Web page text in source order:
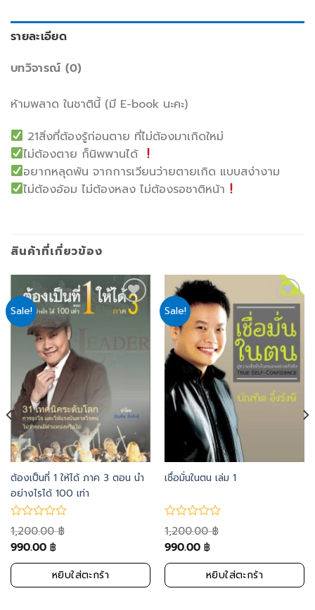
รายละเอียด
บทวิจารณ์ (0)
ห้ามพลาด ในชาตินี้ (มี E-book นะคะ)
21สิ่งที่ต้องรู้ก่อนตาย ที่ไม่ต้องมาเกิดใหม่
ไม่ต้องตาย ก็นิพพานได้
อยากหลุดพ้น จากการเวียนว่ายตายเกิด แบบสง่างาม
ไม่ต้องอ้อม ไม่ต้องหลง ไม่ต้องรอชาติหน้า
สินค้าที่เกี่ยวข้อง
Sale!
Add
ต้องเป็นที่ 1 ให้ได้ ภาค 3 ตอน นำ
อย่างไรได้ 100 เท่า
1,200.00฿
990.00 ฿
หยิบใส่ตะกร้า
Sale!
Add
to
wishlist
เชื่อมั่นในตน เล่ม 1
1,200.00฿
990.00 ฿
หยิบใส่ตะกร้า